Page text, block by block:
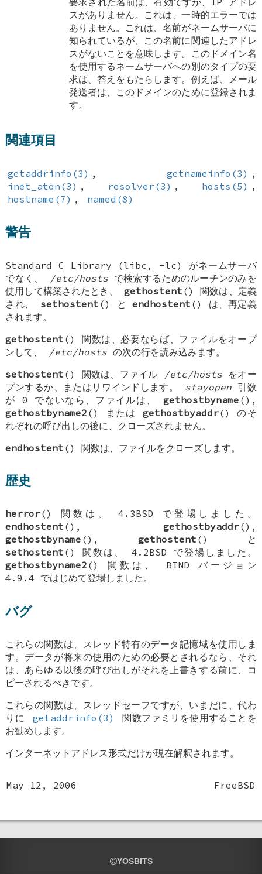
スがありません。これは、一時的エラーでは
ありません。これは、名前がネームサーバに
知られているが、この名前に関連したアドレ
スがないことを意味します。このドメイン名
を使用するネームサーバへの別のタイプの要
求は、答えをもたらします。例えば、メール
発送者は、このドメインのために登録されま
す。
関連項目
getaddrinfo(3) , getnameinfo(3) ,
inet_aton(3) , resolver(3) , hosts(5) ,
hostname(7) , named(8)
警告
Standard C Library (libc, -lc)
がネームサーバ
でなく、
/etc/hostsで検索するためのルーチンのみを
使用して構築されたとき、gethostent () 関数は、定義
され、 sethostent () とendhostent () は、再定義
されます。
gethostent () 関数は、必要ならば、ファイルをオープ
ンして、
/etc/hosts の次の行を読み込みます。
sethostent () 関数は、ファイル /etc/hostsをオー
プンするか、またはリワインドします。 stayopen引数
が 0 でないなら、ファイルは、 gethostbyname (),
gethostbyname2 () またはgethostbyaddr() のそ
れぞれの呼び出しの後に、クローズされません。
endhostent () 関数は、ファイルをクローズします。
歴史
herror() 関数は、4.3BSD で登場しました。
endhostent (), gethostbyaddr(),
gethostbyname (), gethostent () と
sethostent () 関数は、4.2BSD で登場しました。
gethostbyname2 () 関数は、 BIND バージョン
4.9.4 ではじめて登場しました。
バグ
これらの関数は、スレッド特有のデータ記憶域を使用しま
す。データが将来の使用のための必要とされるなら、それ
は、あらゆる以後の呼び出しがそれを上書きする前に、コ
ピーされるべきです。
これらの関数は、スレッドセーフですが、いまだに、代わ
りに
getaddrinfo(3)
関数ファミリを使用することを
お勧めします。
インターネットアドレス形式だけが現在解釈されます。
May 12, 2006 FreeBSD
YOSBITS